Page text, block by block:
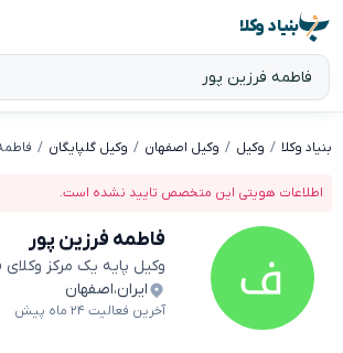
بنیاد وکلا
بنیاد وکلا وکیل وکیل اصفهان وکیل گلپایگان
اطلاعات هویتی این متخصص تایید نشده است.
فاطمه فرزین پور
وکیل پایه یک مرکز
ایران،اصفهان
آخرین فعالیت ۲۴ ماه پیش